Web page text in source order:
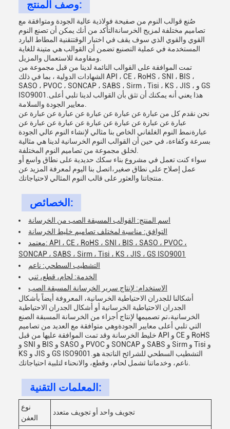
وصف المنتج:
صُنع قوالب النوم من صفيحة فولاذية عالية الجودة ومتوافقة مع
تصاميم مختلفة لمزيج الخرسانةالتأكد من أنك يمكن أن تصنع النوم
القوي والقوي الذي سوف يقف في اختبار الوقتتقنية المطاط البارد
المستخدمة في عملية التصنيع تضمن أن القوالب هي متينة للغاية
تمت الموافقة على القوالب النائمة لدينا من قبل مجموعة من
الشهادات الدولية ، بما في ذلك API ، CE ، RoHS ، SNI ، BIS ،
SASO ، PVOC ، SONCAP ، SABS ، Sirm ، Tisi ، KS ، JIS ، و GS
ISO9001.هذا يعني أنه يمكنك أن تثق بأن القوالب لدينا تلبي أعلى
نحن نقدم كل من عبارة عن عبارة عن عبارة عن عبارة عن عبارة عن
عبارة عن عبارة عن عبارة عن عبارة عن عبارة عن عبارة عن
عبارةنمط النوم الغلفاني الخاص بنا مثالي لإنشاء النوم عالي الجودة
بسرعة وكفاءة، في حين أن القوالب النوم الخرسانية لدينا هي مثالية
سواء كنت تعمل في مشروع بناء سكك حديدية على نطاق واسع أو
عمل إصلاح على نطاق صغير،اتصل بنا اليوم لمعرفة المزيد عن
الخصائص:
اسم المنتج: القوالب المسبقة الصب من الخرسانة
التوافق: مناسبة لمختلف تصاميم خليط الخرسانة
معتمد: API ، CE ، RoHS ، SNI ، BIS ، SASO ، PVOC ،
SONCAP ، SABS ، Sirm ، Tisi ، KS ، JIS ، GS ISO9001
التشطيب السطحي: ناعم
الخدمة: لحام، قطع، ثني
الاستخدام: لإنتاج سرير الخرسانة المسبقة الصب
أشكالنا للجدران الاحتياطية الخرسانية، المعروفة أيضاً بأشكال
الجدران الاحتياطية الخرسانية أو أشكال الجدران الاحتياطية
الخرسانية،تم تصميمها لإنتاج أجزاء من الخرسانة المسبقة الصنع
التي تلبي أعلى معايير الجودةوهي متوافقة مع العديد من تصاميم
خليط الخرسانة وقد تمت الموافقة عليها من قبل API و CE و RoHS
و SNI و BIS و SASO و PVOC و SONCAP و SABS و Sirm و Tisi و
KS و JIS و GS ISO9001.التشطيب السطحي للشرائح الناتجة هو
المعلمات التقنية:
نوع
العفن
تجويف واحد أو تجويف متعدد